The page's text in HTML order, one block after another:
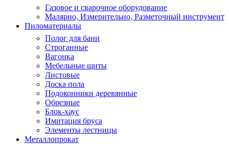
Газовое и сварочное оборудование
Малярно, Измерительно, Разметочный инструмент
Пиломатериалы
Полог для бани
Строганные
Вагонка
Мебельные щиты
Листовые
Доска пола
Подоконники деревянные
Обрезные
Блок-хаус
Имитация бруса
Элементы лестницы
Металлопрокат